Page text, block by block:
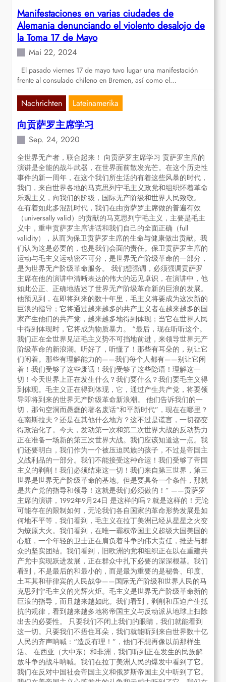
Manifestaciones en varias ciudades de
Alemania denunciando el violento desalojo de
la Toma 17 de Mayo
Mai 22, 2024
El pasado viernes 17 de mayo tuvo lugar una manifestación
frente al consulado chileno en Bremen, así como el…
Nachrichten Lateinamerika
向贡萨罗主席学习
Sep. 24, 2020
全世界无产者，联合起来！ 向贡萨罗主席学习 贡萨罗主席的
演讲是全能的战斗武器，在世界面前散发光芒。在这个历史性
事件的新一周年，在这个我们所生活的有着这些风暴的时代，
我们，来自世界各地的马克思列宁毛主义政党和组织怀着革命
乐观主义，向我们的阶级，国际无产阶级和世界人民致敬。
在有着如此多混乱时代，我们在由贡萨罗主席做的普遍有效
（universally valid）的贡献的马克思列宁毛主义，主要是毛主
义中，重申贡萨罗主席讲话和我们自己的全面正确（full
validity），从而为保卫贡萨罗主席的生命与健康做出贡献。我
们认为这是必要的，也是我们会面的责任。保卫贡萨罗主席的
运动与毛主义运动密不可分，是世界无产阶级革命的一部分，
是为世界无产阶级革命服务。 我们想强调，必须强调贡萨罗
主席在他的演讲中清晰表达的伟大的远见卓识，在演讲中，他
如此公正、正确地描述了世界无产阶级革命新的巨浪的发展。
他预见到，在即将到来的数十年里，毛主义将要成为这次新的
巨浪的指导；它将通过越来越多的共产主义者在越来越多的国
家产生他们的共产党，越来越多地得到体现；当它在世界人民
中得到体现时，它将成为物质暴力。 “最后，现在听听这个。
我们正在全世界见证毛主义势不可挡地前进，来领导世界无产
阶级革命的新浪潮。听好了，听懂了！那些有耳朵的，别让它
们闲着。那些有理解能力的——我们每个人都有——别让它闲
着！我们受够了这些废话！我们受够了这些隐语！理解这一
切！今天世界上正在发生什么？我们要什么？我们要毛主义得
到体现。毛主义正在得到体现，它，通过产生共产党，将要领
导即将到来的世界无产阶级革命新浪潮。 他们告诉我们的一
切，那句空洞而愚蠢的著名废话“和平新时代”，现在在哪里？
在南斯拉夫？还是在其他什么地方？这不过是谎言，一切都变
得政治化了。今天，发动第一次和第二次世界大战的反动势力
正在准备一场新的第三次世界大战。我们应该知道这一点。我
们还要明白，我们作为一个被压迫民族的孩子，不过是帝国主
义战利品的一部分。我们不能接受这种命运！我们受够了帝国
主义的剥削！我们必须结束这一切！我们来自第三世界，第三
世界是世界无产阶级革命的基地。但是要具备一个条件，那就
是共产党的指导和领导！这就是我们必须做的！” ——贡萨罗
主席的演讲，1992年9月24日 是这样的吗？就是这样的！无论
可能存在的限制如何，无论我们各自国家的革命形势发展是如
何地不平等，我们看到，毛主义在拉丁美洲已经从星星之火变
为燎原大火。我们看到，在唯一霸权帝国主义超级大国美国的
心脏，一个年轻的卫士正在肩负着斗争的伟大责任，推进与群
众的坚实团结。我们看到，旧欧洲的党和组织正在以在重建共
产党中实现跃进发展，正在群众中扎下必要的深深根基。我们
看到，不是最后的和最小的，而是最为重要的是秘鲁、印度、
土耳其和菲律宾的人民战争——国际无产阶级和世界人民的马
克思列宁毛主义的光辉火炬。毛主义是世界无产阶级革命新的
巨浪的指导，而且越来越如此。我们看到，剥削和压迫产生抵
抗的规律，看到越来越多地将帝国主义与反动派从地球上扫除
出去的必要性。 只要我们不闭上我们的眼睛，我们就能看到
这一切。只要我们不捂住耳朵，我们就能听到来自世界数十亿
人民的齐声呐喊：“造反有理！”，他们不想再像以前那样生
活。 在西亚（大中东）和非洲，我们听到正在发生的民族解
放斗争的战斗呐喊。我们在拉丁美洲人民的爆发中看到了它。
我们在反对中国社会帝国主义和俄罗斯帝国主义中听到了它。